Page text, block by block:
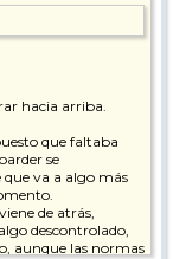
hacia arriba.
que faltaba
se
va a algo más
de atrás,
descontrolado,
aunque las normas